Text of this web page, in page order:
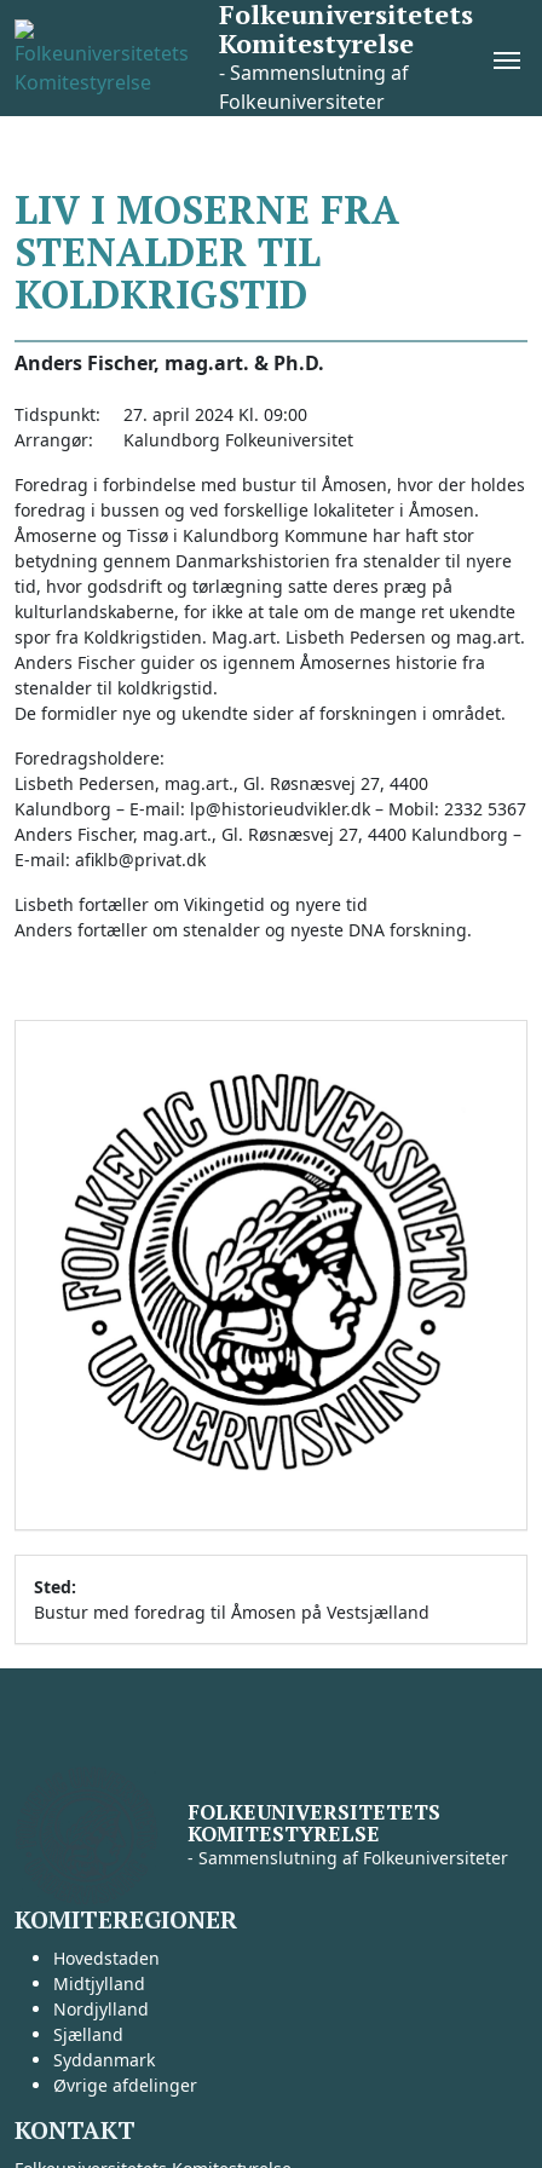
Skip
to
content
Folkeuniversitetets
Komitestyrelse
- Sammenslutning af
Folkeuniversiteter
LIV I MOSERNE FRA
STENALDER TIL
KOLDKRIGSTID
Anders Fischer, mag.art. & Ph.D.
Tidspunkt:
27. april 2024 Kl. 09:00
Arrangør:
Kalundborg Folkeuniversitet
Foredrag i forbindelse med bustur til Åmosen, hvor der holdes
foredrag i bussen og ved forskellige lokaliteter i Åmosen.
Åmoserne og Tissø i Kalundborg Kommune har haft stor
betydning gennem Danmarkshistorien fra stenalder til nyere
tid, hvor godsdrift og tørlægning satte deres præg på
kulturlandskaberne, for ikke at tale om de mange ret ukendte
spor fra Koldkrigstiden. Mag.art. Lisbeth Pedersen og mag.art.
Anders Fischer guider os igennem Åmosernes historie fra
stenalder til koldkrigstid.
De formidler nye og ukendte sider af forskningen i området.
Foredragsholdere:
Lisbeth Pedersen, mag.art., Gl. Røsnæsvej 27, 4400
Kalundborg – E-mail: lp@historieudvikler.dk – Mobil: 2332 5367
Anders Fischer, mag.art., Gl. Røsnæsvej 27, 4400 Kalundborg –
E-mail: afiklb@privat.dk
Lisbeth fortæller om Vikingetid og nyere tid
Anders fortæller om stenalder og nyeste DNA forskning.
Sted:
Bustur med foredrag til Åmosen på Vestsjælland
FOLKEUNIVERSITETETS
KOMITESTYRELSE
- Sammenslutning af Folkeuniversiteter
KOMITEREGIONER
Hovedstaden
Midtjylland
Nordjylland
Sjælland
Syddanmark
Øvrige afdelinger
KONTAKT